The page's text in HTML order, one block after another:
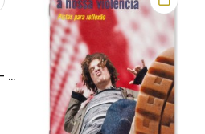
O Caminho Para a Vida – Folheto